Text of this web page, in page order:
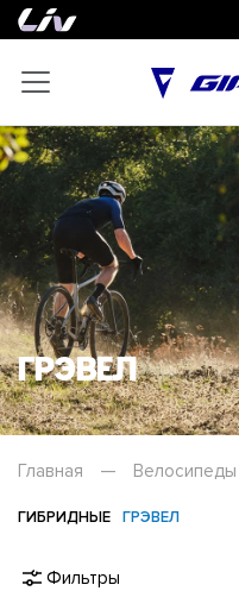
Грэвел
Главная — Велосипеды
ГИБРИДНЫЕ ГРЭВЕЛ
Фильтры